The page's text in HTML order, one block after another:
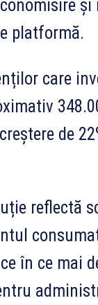
platformă.
care
de
reflectă
în ce mai